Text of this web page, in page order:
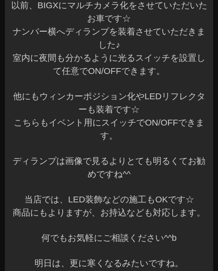
以前、BIGXにマルチカメラ化をさせていただいた
お車です☆
ナンバー横へディランプを装着させていただきま
した♪
室内に夜間も分かるように光るスイッチを設置し
て任意でON/OFFできます。
他にもウィンカーポジション化やLEDリフレクタ
ーも装着です☆
こちらもイベント用にスイッチでON/OFFできま
す。
ディランプは画像で見るよりとても明るくてお勧
めですね^^
当店では、LED装飾などの施工もOKです☆
商品にもよりますが、お持込なども対応します。
何でもお気軽にご相談ください^^b
明日は、更に寒くなるみたいですね。